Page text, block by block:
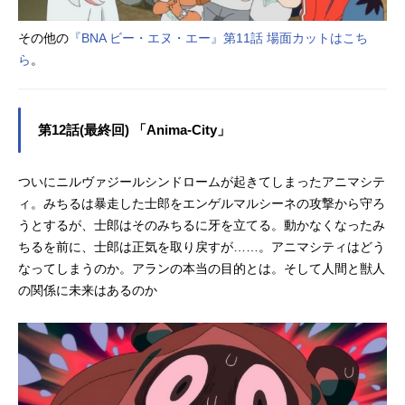
その他の 『BNA ビー・エヌ・エー』第11話 場面カットはこち
ら 。
第12話(最終回) 「Anima-City」
ついにニルヴァジールシンドロームが起きてしまったアニマシテ
ィ。みちるは暴走した士郎をエンゲルマルシーネの攻撃から守ろ
うとするが、士郎はそのみちるに牙を立てる。動かなくなったみ
ちるを前に、士郎は正気を取り戻すが……。アニマシティはどう
なってしまうのか。アランの本当の目的とは。そして人間と獣人
の関係に未来はあるのか